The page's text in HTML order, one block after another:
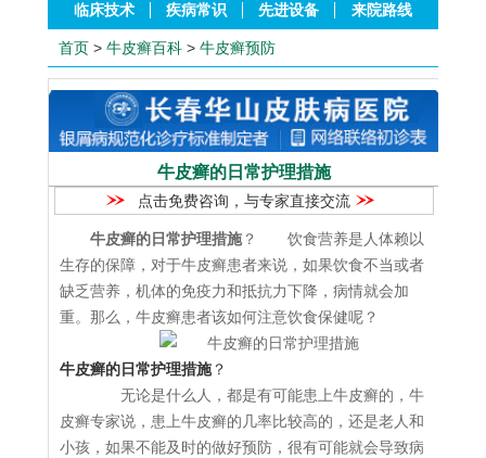
临床技术
疾病常识 先进设备 来院路线
首页 > 牛皮癣百科 > 牛皮癣预防
牛皮癣的日常护理措施
点击免费咨询，与专家直接交流
牛皮癣的日常护理措施？ 饮食营养是人体赖以
生存的保障，对于牛皮癣患者来说，如果饮食不当或者
缺乏营养，机体的免疫力和抵抗力下降，病情就会加
重。那么，牛皮癣患者该如何注意饮食保健呢？
牛皮癣的日常护理措施？
无论是什么人，都是有可能患上牛皮癣的，牛
皮癣专家说，患上牛皮癣的几率比较高的，还是老人和
小孩，如果不能及时的做好预防，很有可能就会导致病